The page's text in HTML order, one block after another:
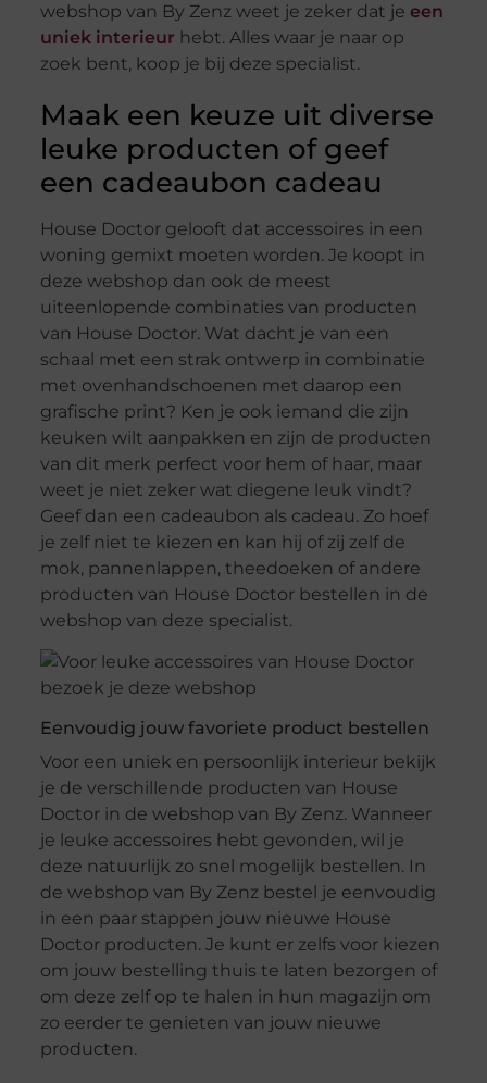
webshop van By Zenz weet je zeker dat je een
uniek interieur hebt. Alles waar je naar op
zoek bent, koop je bij deze specialist.
Maak een keuze uit diverse
leuke producten of geef
een cadeaubon cadeau
House Doctor gelooft dat accessoires in een
woning gemixt moeten worden. Je koopt in
deze webshop dan ook de meest
uiteenlopende combinaties van producten
van House Doctor. Wat dacht je van een
schaal met een strak ontwerp in combinatie
met ovenhandschoenen met daarop een
grafische print? Ken je ook iemand die zijn
keuken wilt aanpakken en zijn de producten
van dit merk perfect voor hem of haar, maar
weet je niet zeker wat diegene leuk vindt?
Geef dan een cadeaubon als cadeau. Zo hoef
je zelf niet te kiezen en kan hij of zij zelf de
mok, pannenlappen, theedoeken of andere
producten van House Doctor bestellen in de
webshop van deze specialist.
Eenvoudig jouw favoriete product bestellen
Voor een uniek en persoonlijk interieur bekijk
je de verschillende producten van House
Doctor in de webshop van By Zenz. Wanneer
je leuke accessoires hebt gevonden, wil je
deze natuurlijk zo snel mogelijk bestellen. In
de webshop van By Zenz bestel je eenvoudig
in een paar stappen jouw nieuwe House
Doctor producten. Je kunt er zelfs voor kiezen
om jouw bestelling thuis te laten bezorgen of
om deze zelf op te halen in hun magazijn om
zo eerder te genieten van jouw nieuwe
producten.